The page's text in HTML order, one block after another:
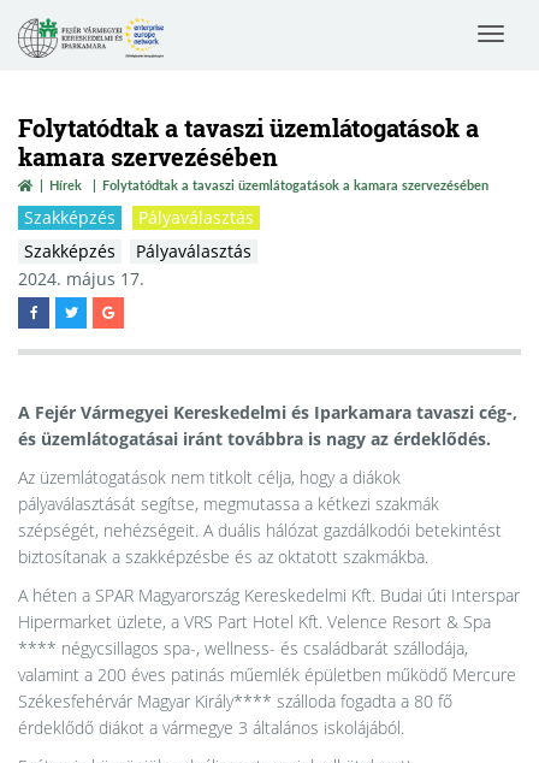
Toggle
Folytatódtak a tavaszi üzemlátogatások a
kamara szervezésében
Hírek Folytatódtak a tavaszi üzemlátogatások a kamara szervezésében
Szakképzés
Pályaválasztás
Szakképzés
Pályaválasztás
2024. május 17.
A Fejér Vármegyei Kereskedelmi és Iparkamara tavaszi cég-,
és üzemlátogatásai iránt továbbra is nagy az érdeklődés.
Az üzemlátogatások nem titkolt célja, hogy a diákok
pályaválasztását segítse, megmutassa a kétkezi szakmák
szépségét, nehézségeit. A duális hálózat gazdálkodói betekintést
biztosítanak a szakképzésbe és az oktatott szakmákba.
A héten a SPAR Magyarország Kereskedelmi Kft. Budai úti Interspar
Hipermarket üzlete, a VRS Part Hotel Kft. Velence Resort & Spa
**** négycsillagos spa-, wellness- és családbarát szállodája,
valamint a 200 éves patinás műemlék épületben működő Mercure
Székesfehérvár Magyar Király**** szálloda fogadta a 80 fő
érdeklődő diákot a vármegye 3 általános iskolájából.